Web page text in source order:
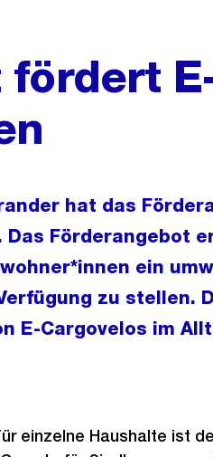
fördert
hat das
Das Förderangebot
ein
zu stellen.
E-Cargovelos im
einzelne Haushalte ist